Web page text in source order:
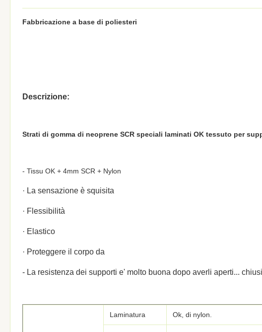
Fabbricazione a base di poliesteri
Descrizione:
Strati di gomma di neoprene SCR speciali laminati OK tessuto per
- Tissu OK + 4mm SCR + Nylon
· La sensazione è squisita
· Flessibilità
· Elastico
· Proteggere il corpo da
- La resistenza dei supporti e' molto buona dopo averli aperti...
Laminatura Ok, di nylon.